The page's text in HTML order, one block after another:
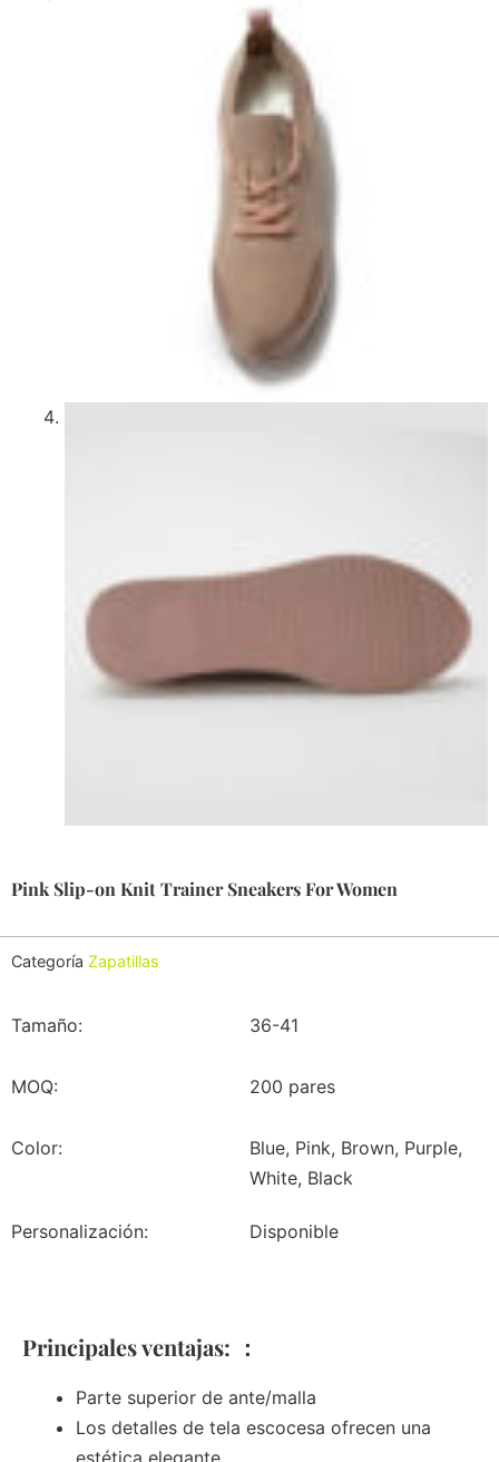
Pink Slip-on Knit Trainer Sneakers For Women
Categoría Zapatillas
Tamaño: 36-41
MOQ: 200 pares
Color:
Blue, Pink, Brown, Purple,
White, Black
Personalización: Disponible
Principales ventajas: ：
Parte superior de ante/malla
Los detalles de tela escocesa ofrecen una